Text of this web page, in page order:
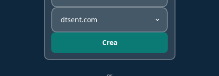
Crea